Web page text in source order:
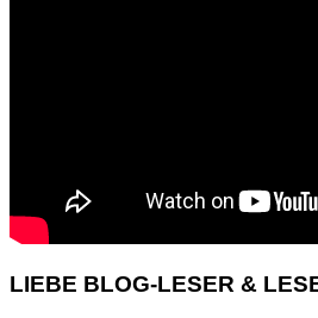
LIEBE BLOG-LESER &